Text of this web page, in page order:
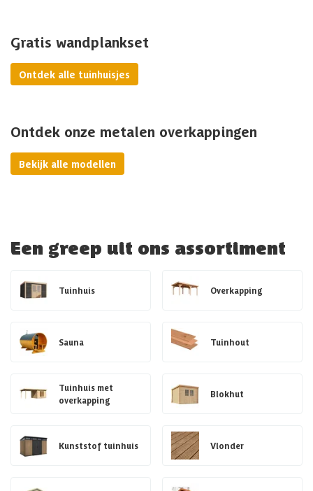
Gratis wandplankset
Ontdek alle tuinhuisjes
Ontdek onze metalen overkappingen
Bekijk alle modellen
Een greep uit ons assortiment
Tuinhuis Overkapping
Sauna Tuinhout
Tuinhuis met
overkapping
Blokhut
Kunststof tuinhuis Vlonder